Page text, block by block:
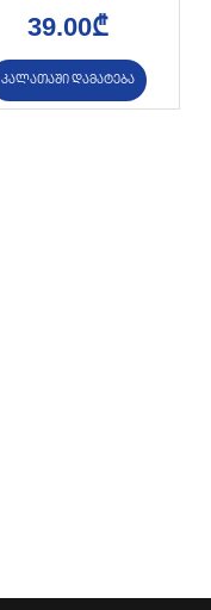
39.00₾
კალათაში დამატება